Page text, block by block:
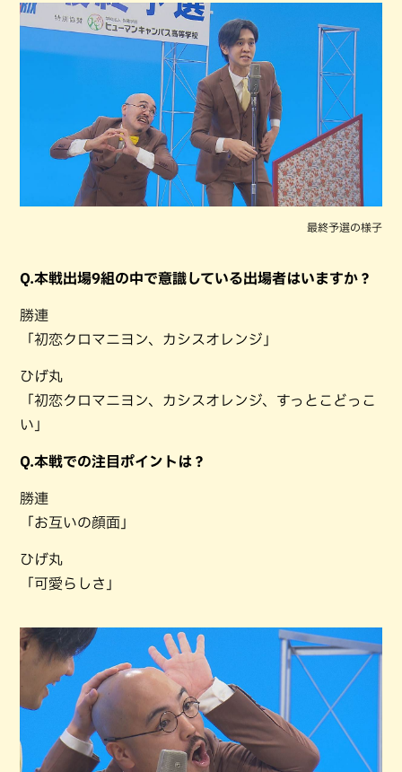
最終予選の様子
Q.本戦出場9組の中で意識している出場者はいますか？
勝連
「初恋クロマニヨン、カシスオレンジ」
ひげ丸
「初恋クロマニヨン、カシスオレンジ、すっとこどっこ
い」
Q.本戦での注目ポイントは？
勝連
「お互いの顔面」
ひげ丸
「可愛らしさ」